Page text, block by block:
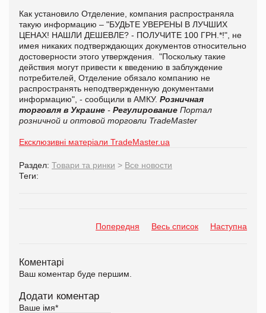
Как установило Отделение, компания распространяла
такую информацию – "БУДЬТЕ УВЕРЕНЫ В ЛУЧШИХ
ЦЕНАХ! НАШЛИ ДЕШЕВЛЕ? - ПОЛУЧИТЕ 100 ГРН.*!", не
имея никаких подтверждающих документов относительно
достоверности этого утверждения. "Поскольку такие
действия могут привести к введению в заблуждение
потребителей, Отделение обязало компанию не
распространять неподтвержденную документами
информацию", - сообщили в АМКУ. Розничная
торговля в Украине - Регулирование Портал
розничной и оптовой торговли TradeMaster
Ексклюзивні матеріали TradeMaster.ua
Раздел: Товари та ринки > Все новости
Теги:
Попередня Весь список Наступна
Коментарі
Ваш коментар буде першим.
Додати коментар
Ваше імя*